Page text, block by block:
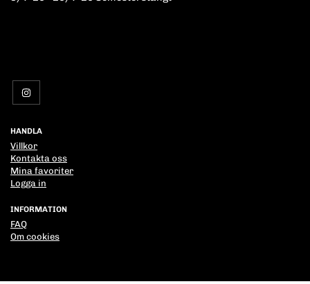
HANDLA
Villkor
Kontakta oss
Mina favoriter
Logga in
INFORMATION
FAQ
Om cookies